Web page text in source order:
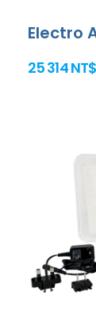
Electro
25 314 NT$